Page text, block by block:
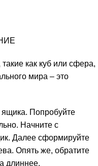
как куб или сфера,
мира – это
ящика. Попробуйте
Начните с
Далее сформируйте
Опять же, обратите
длиннее.